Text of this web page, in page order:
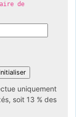
de
uniquement
soit 13 % des